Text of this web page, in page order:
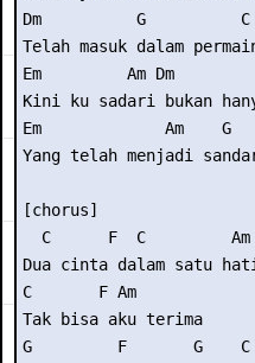
Dm          G          C
Telah masuk dalam
Em         Am Dm
Kini ku sadari bukan
Em             Am    G
Yang telah menjadi
[chorus]
C      F  C         Am
Dua cinta dalam satu
C       F Am
Tak bisa aku terima
G         F       G    C